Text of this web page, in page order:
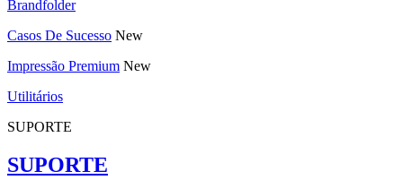
Brandfolder
Casos De Sucesso New
Impressão Premium New
Utilitários
SUPORTE
SUPORTE